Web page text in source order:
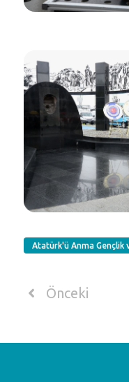
Atatürk'ü Anma Gençlik
Önceki